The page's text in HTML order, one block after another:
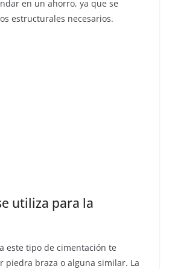
en un ahorro, ya que se
estructurales necesarios.
utiliza para la
este tipo de cimentación te
piedra braza o alguna similar. La